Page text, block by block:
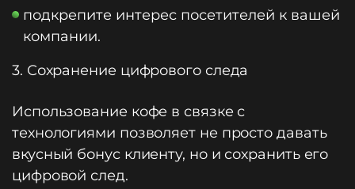
подкрепите интерес посетителей к вашей
компании.
3. Сохранение цифрового следа
Использование кофе в связке с
технологиями позволяет не просто давать
вкусный бонус клиенту, но и сохранить его
цифровой след.